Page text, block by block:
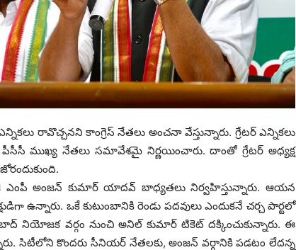
రావొచ్చనని కాంగ్రెస్‌ నేతలు అంచనా వేస్తున్నారు. గ్రేటర్‌ ఎన్నికలు
ముఖ్య నేతలు సమావేశమై నిర్ణయించారు. దాంతో గ్రేటర్‌ అధ్యక్ష
మాజీ ఎంపీ అంజన్‌ కుమార్‌ యాదవ్‌ బాధ్యతలు నిర్వహిస్తున్నారు. ఆయన
ఉన్నారు. ఒకే కుటుంబానికి రెండు పదవులు ఎందుకనే చర్చ పార్ట‌లో
నియోజక వర్గం నుంచి అనిల్ కుమార్‌ టికెట్‌ దక్కించుకున్నారు. ఈ
సిటీలోని కొందరు సీనియర్ నేతలకు, అంజన్ వర్గానికి పడటం లేదన్న